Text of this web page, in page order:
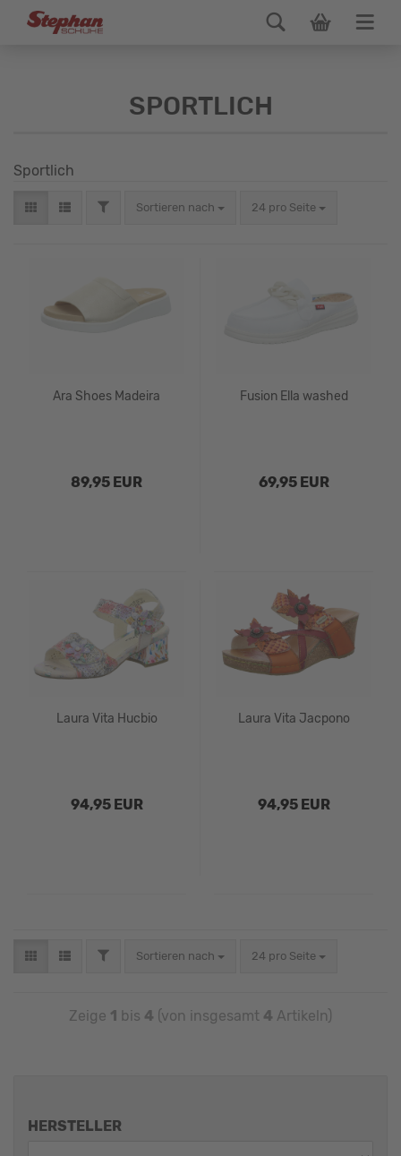
SPORTLICH
Sportlich
Sortieren nach 24 pro Seite
Ara Shoes Madeira
89,95 EUR
Fusion Ella washed
69,95 EUR
Laura Vita Hucbio
94,95 EUR
Laura Vita Jacpono
94,95 EUR
Sortieren nach 24 pro Seite
Zeige 1 bis 4 (von insgesamt 4 Artikeln)
HERSTELLER